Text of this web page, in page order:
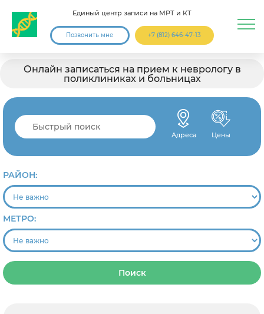
Единый центр записи на МРТ и КТ
Позвонить мне +7 (812) 646-47-13
Онлайн записаться на прием к неврологу в
поликлиниках и больницах
Адреса Цены
РАЙОН:
МЕТРО:
Поиск